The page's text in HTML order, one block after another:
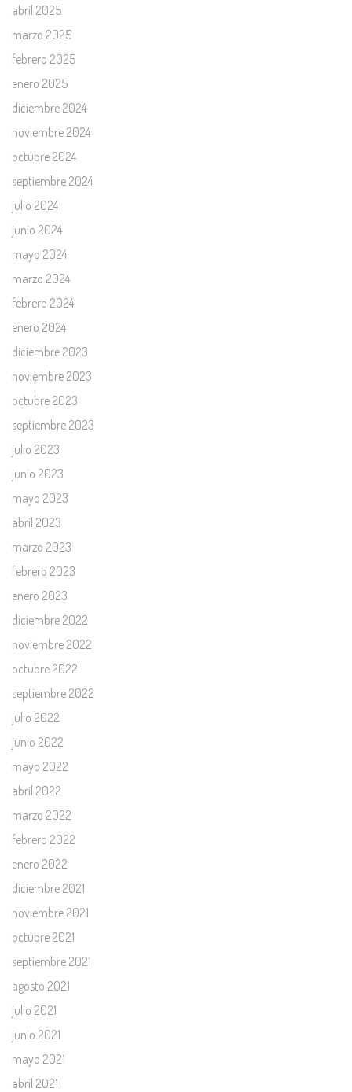
abril 2025
marzo 2025
febrero 2025
enero 2025
diciembre 2024
noviembre 2024
octubre 2024
septiembre 2024
julio 2024
junio 2024
mayo 2024
marzo 2024
febrero 2024
enero 2024
diciembre 2023
noviembre 2023
octubre 2023
septiembre 2023
julio 2023
junio 2023
mayo 2023
abril 2023
marzo 2023
febrero 2023
enero 2023
diciembre 2022
noviembre 2022
octubre 2022
septiembre 2022
julio 2022
junio 2022
mayo 2022
abril 2022
marzo 2022
febrero 2022
enero 2022
diciembre 2021
noviembre 2021
octubre 2021
septiembre 2021
agosto 2021
julio 2021
junio 2021
mayo 2021
abril 2021